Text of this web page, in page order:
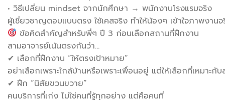
• วิธีเปลี่ยน mindset จากนักศึกษา → พนักงานโรงแรมจริง
ผู้เชี่ยวชาญตอบแบบตรง ใช้เคสจริง ทำให้น้องๆ เข้าใจภาพงาน
ข้อคิดสำคัญสำหรับพี่ๆ ปี 3 ก่อนเลือกสถานที่ฝึกงาน
สามอาจารย์เน้นตรงกันว่า…
✔ เลือกที่ฝึกงาน “ให้ตรงเป้าหมาย”
อย่าเลือกเพราะใกล้บ้านหรือเพราะเพื่อนอยู่ แต่ให้เลือกที่เหมาะ
✔ ฝึก “นิสัยขวนขวาย”
คนบริการที่เก่ง ไม่ใช่คนที่รู้ทุกอย่าง แต่คือคนที่